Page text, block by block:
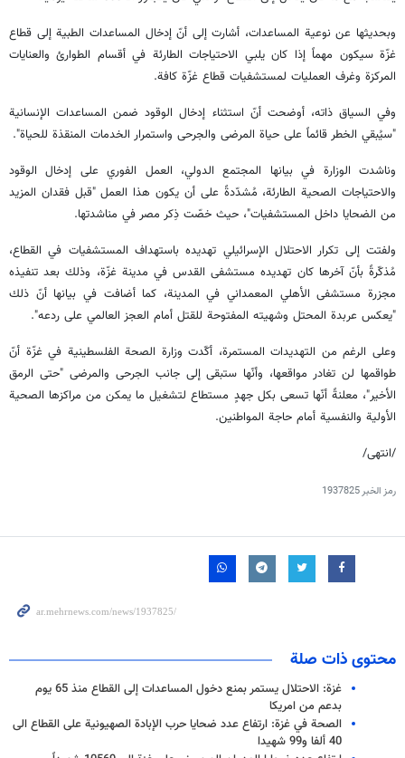
وبحديثها عن نوعية المساعدات، أشارت إلى أنّ إدخال المساعدات الطبية إلى قطاع
غزّة سيكون مهماً إذا كان يلبي الاحتياجات الطارئة في أقسام الطوارئ والعنايات
المركزة وغرف العمليات لمستشفيات قطاع غزّة كافة.
وفي السياق ذاته، أوضحت أنّ استثناء إدخال الوقود ضمن المساعدات الإنسانية
"سيُبقي الخطر قائماً على حياة المرضى والجرحى واستمرار الخدمات المنقذة للحياة".
وناشدت الوزارة في بيانها المجتمع الدولي، العمل الفوري على إدخال الوقود
والاحتياجات الصحية الطارئة، مُشدّدةً على أن يكون هذا العمل "قبل فقدان المزيد
من الضحايا داخل المستشفيات"، حيث خصّت ذِكر مصر في مناشدتها.
ولفتت إلى تكرار الاحتلال الإسرائيلي تهديده باستهداف المستشفيات في القطاع،
مُذكّرةً بأنّ آخرها كان تهديده مستشفى القدس في مدينة غزّة، وذلك بعد تنفيذه
مجزرة مستشفى الأهلي المعمداني في المدينة، كما أضافت في بيانها أنّ ذلك
"يعكس عربدة المحتل وشهيته المفتوحة للقتل أمام العجز العالمي على ردعه".
وعلى الرغم من التهديدات المستمرة، أكّدت وزارة الصحة الفلسطينية في غزّة أنّ
طواقمها لن تغادر مواقعها، وأنّها ستبقى إلى جانب الجرحى والمرضى "حتى الرمق
الأخير"، معلنةً أنّها تسعى بكل جهدٍ مستطاع لتشغيل ما يمكن من مراكزها الصحية
الأولية والنفسية أمام حاجة المواطنين.
/انتهى/
رمز الخبر1937825
محتوى ذات صلة
غزة: الاحتلال يستمر بمنع دخول المساعدات إلى القطاع منذ 65 يوم
بدعم من امريكا
الصحة في غزة: ارتفاع عدد ضحايا حرب الإبادة الصهيونية على القطاع الى
40 ألفا و99 شهيدا